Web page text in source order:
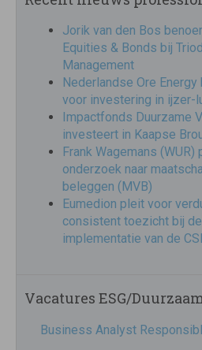
Jorik van den Bos
Equities & Bonds bij
Management
Nederlandse Ore
voor investering in ijzer-
Impactfonds Duurzame
investeert in Kaapse
Frank Wagemans
onderzoek naar
beleggen (MVB)
Eumedion pleit voor
consistent toezicht bij
implementatie van de
Vacatures ESG/
Business Analyst